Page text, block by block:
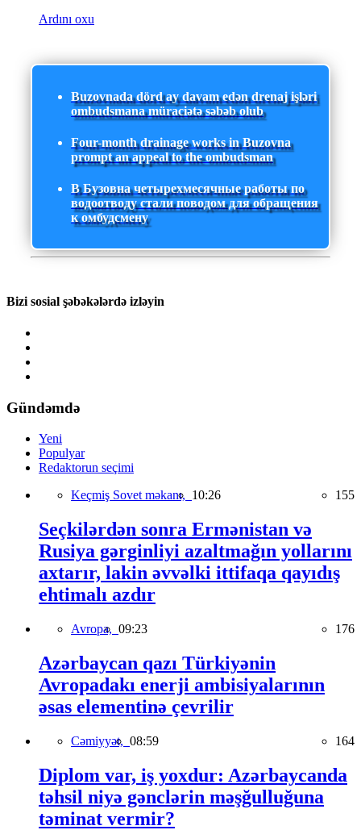
Ardını oxu
Buzovnada dörd ay davam edən drenaj işləri
ombudsmana müraciətə səbəb olub
Four-month drainage works in Buzovna
prompt an appeal to the ombudsman
В Бузовна четырехмесячные работы по
водоотводу стали поводом для обращения
к омбудсмену
Bizi sosial şəbəkələrdə izləyin
Gündəmdə
Yeni
Populyar
Redaktorun seçimi
Keçmiş Sovet məkanı, 10:26 155
Seçkilərdən sonra Ermənistan və
Rusiya gərginliyi azaltmağın yollarını
axtarır, lakin əvvəlki ittifaqa qayıdış
ehtimalı azdır
Avropa, 09:23 176
Azərbaycan qazı Türkiyənin
Avropadakı enerji ambisiyalarının
əsas elementinə çevrilir
Cəmiyyət, 08:59 164
Diplom var, iş yoxdur: Azərbaycanda
təhsil niyə gənclərin məşğulluğuna
təminat vermir?